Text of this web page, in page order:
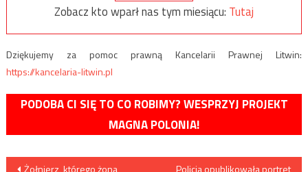
Zobacz kto wparł nas tym miesiącu: Tutaj
Dziękujemy za pomoc prawną Kancelarii Prawnej Litwin:
https://kancelaria-litwin.pl
PODOBA CI SIĘ TO CO ROBIMY? WESPRZYJ PROJEKT
MAGNA POLONIA!
Żołnierz, którego żona Policja opublikowała portret